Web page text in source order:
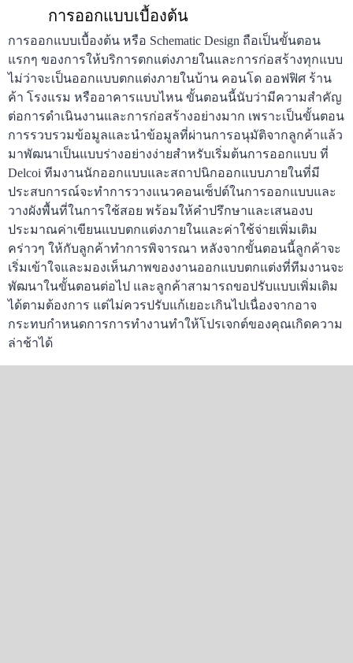
การออกแบบเบื้องต้น
การออกแบบเบื้องต้น หรือ Schematic Design ถือเป็นขั้นตอน
แรกๆ ของการให้บริการตกแต่งภายในและการก่อสร้างทุกแบบ
ไม่ว่าจะเป็นออกแบบตกแต่งภายในบ้าน คอนโด ออฟฟิศ ร้าน
ค้า โรงแรม หรืออาคารแบบไหน ขั้นตอนนี้นับว่ามีความสำคัญ
ต่อการดำเนินงานและการก่อสร้างอย่างมาก เพราะเป็นขั้นตอน
การรวบรวมข้อมูลและนำข้อมูลที่ผ่านการอนุมัติจากลูกค้าแล้ว
มาพัฒนาเป็นแบบร่างอย่างง่ายสำหรับเริ่มต้นการออกแบบ ที่
Delcoi ทีมงานนักออกแบบและสถาปนิกออกแบบภายในที่มี
ประสบการณ์จะทำการวางแนวคอนเซ็ปต์ในการออกแบบและ
วางผังพื้นที่ในการใช้สอย พร้อมให้คำปรึกษาและเสนองบ
ประมาณค่าเขียนแบบตกแต่งภายในและค่าใช้จ่ายเพิ่มเติม
คร่าวๆ ให้กับลูกค้าทำการพิจารณา หลังจากขั้นตอนนี้ลูกค้าจะ
เริ่มเข้าใจและมองเห็นภาพของงานออกแบบตกแต่งที่ทีมงานจะ
พัฒนาในขั้นตอนต่อไป และลูกค้าสามารถขอปรับแบบเพิ่มเติม
ได้ตามต้องการ แต่ไม่ควรปรับแก้เยอะเกินไปเนื่องจากอาจ
กระทบกำหนดการการทำงานทำให้โปรเจกต์ของคุณเกิดความ
ล่าช้าได้